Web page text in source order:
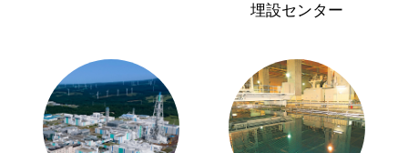
埋設センター